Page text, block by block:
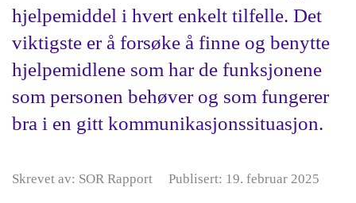
hjelpemiddel i hvert enkelt tilfelle. Det
viktigste er å forsøke å finne og benytte
hjelpemidlene som har de funksjonene
som personen behøver og som fungerer
bra i en gitt kommunikasjonssituasjon.
Skrevet av: SOR Rapport Publisert: 19. februar 2025